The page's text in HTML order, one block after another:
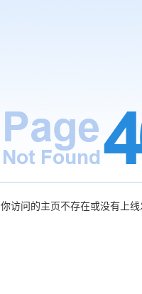
你访问的主页不存在或没有上线